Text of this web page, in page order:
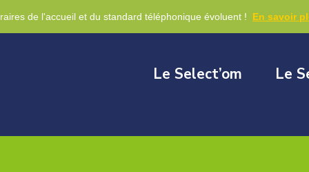
de l'accueil et du standard téléphonique évoluent ! En savoir
Le Select’om Le